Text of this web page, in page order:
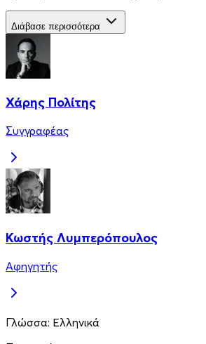
Διάβασε περισσότερα
Χάρης Πολίτης
Συγγραφέας
Κωστής Λυμπερόπουλος
Αφηγητής
Γλώσσα: Ελληνικά